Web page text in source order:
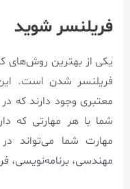
فریلنسر شوید
یکی از بهترین روش‌های
فریلنسر شدن است.
معتبری وجود دارند که
شما با هر مهارتی که
مهارت شما می‌تواند
مهندسی، برنامه‌نویسی،